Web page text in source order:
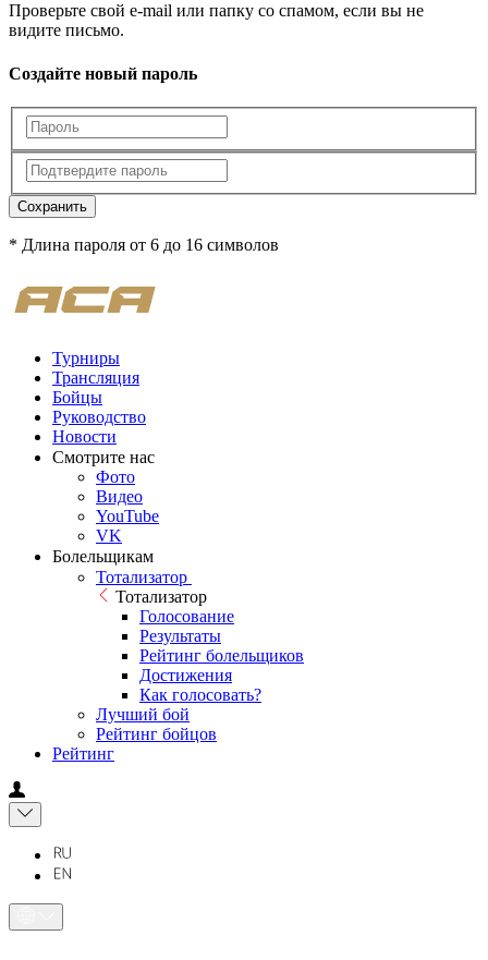
Проверьте свой e-mail или папку со спамом, если вы не
видите письмо.
Создайте новый пароль
Сохранить
* Длина пароля от 6 до 16 символов
Турниры
Трансляция
Бойцы
Руководство
Новости
Смотрите нас
Фото
Видео
YouTube
VK
Болельщикам
Тотализатор
Тотализатор
Голосование
Результаты
Рейтинг болельщиков
Достижения
Как голосовать?
Лучший бой
Рейтинг бойцов
Рейтинг